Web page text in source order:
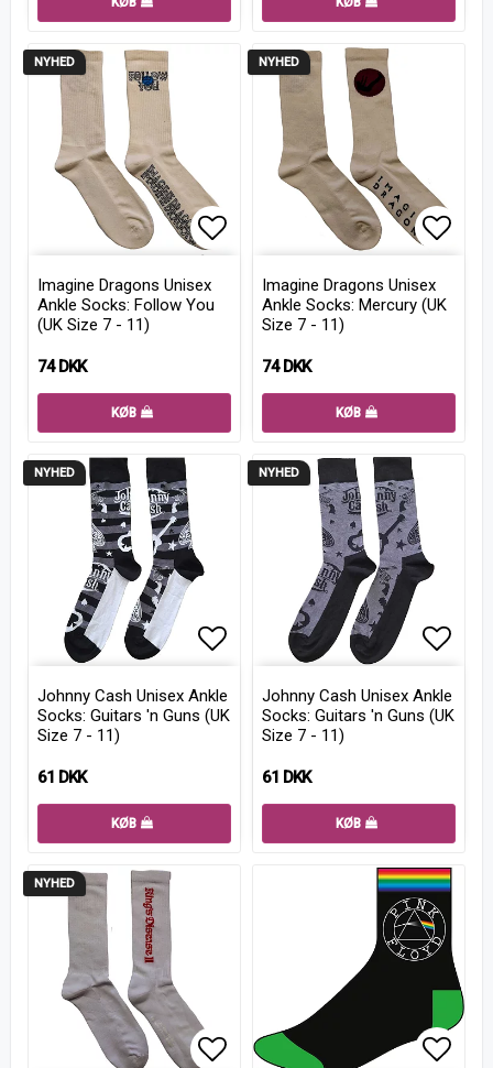
NYHED
Add to list of favorites
Imagine Dragons Unisex
Ankle Socks: Follow You
(UK Size 7 - 11)
74 DKK
KØB
NYHED
Imagine Dragons Unisex
Ankle Socks: Mercury (UK
Size 7 - 11)
74 DKK
KØB
NYHED
Add to list of favorites
Johnny Cash Unisex Ankle
Socks: Guitars 'n Guns (UK
Size 7 - 11)
61 DKK
KØB
NYHED
Johnny Cash Unisex Ankle
Socks: Guitars 'n Guns (UK
Size 7 - 11)
61 DKK
KØB
NYHED